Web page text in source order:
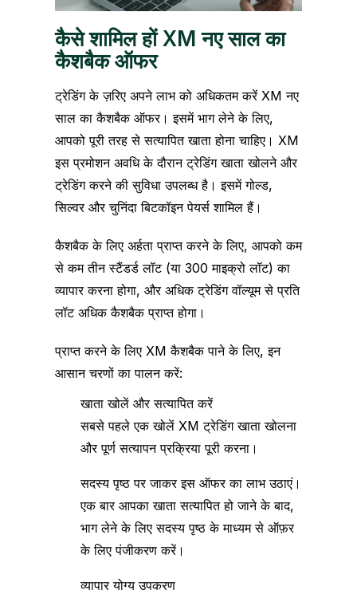
कैसे शामिल हों XM नए साल का
कैशबैक ऑफर
ट्रेडिंग के ज़रिए अपने लाभ को अधिकतम करें XM नए
साल का कैशबैक ऑफर। इसमें भाग लेने के लिए,
आपको पूरी तरह से सत्यापित खाता होना चाहिए। XM
इस प्रमोशन अवधि के दौरान ट्रेडिंग खाता खोलने और
ट्रेडिंग करने की सुविधा उपलब्ध है। इसमें गोल्ड,
सिल्वर और चुनिंदा बिटकॉइन पेयर्स शामिल हैं।
कैशबैक के लिए अर्हता प्राप्त करने के लिए, आपको कम
से कम तीन स्टैंडर्ड लॉट (या 300 माइक्रो लॉट) का
व्यापार करना होगा, और अधिक ट्रेडिंग वॉल्यूम से प्रति
लॉट अधिक कैशबैक प्राप्त होगा।
प्राप्त करने के लिए XM कैशबैक पाने के लिए, इन
आसान चरणों का पालन करें:
खाता खोलें और सत्यापित करें
सबसे पहले एक खोलें XM ट्रेडिंग खाता खोलना
और पूर्ण सत्यापन प्रक्रिया पूरी करना।
सदस्य पृष्ठ पर जाकर इस ऑफर का लाभ उठाएं।
एक बार आपका खाता सत्यापित हो जाने के बाद,
भाग लेने के लिए सदस्य पृष्ठ के माध्यम से ऑफ़र
के लिए पंजीकरण करें।
व्यापार योग्य उपकरण